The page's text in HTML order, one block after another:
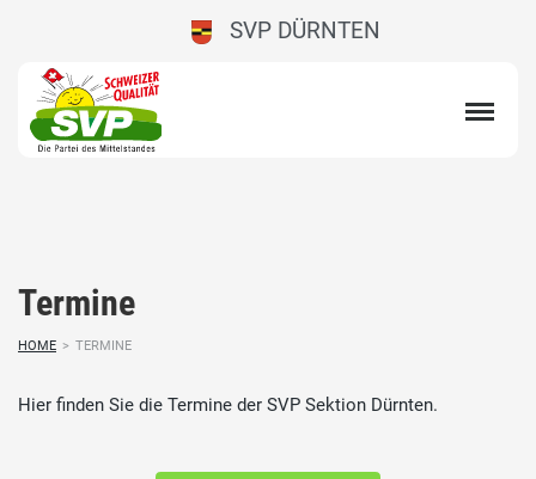
SVP DÜRNTEN
Termine
HOME > TERMINE
Hier finden Sie die Termine der SVP Sektion Dürnten.